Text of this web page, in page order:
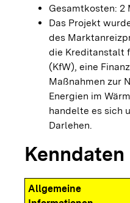
Gesamtkosten: 2
Das Projekt
des
die Kreditanstalt
(KfW), eine
Maßnahmen zur
Energien im
handelte es sich
Darlehen.
Kenndaten
Allgemeine